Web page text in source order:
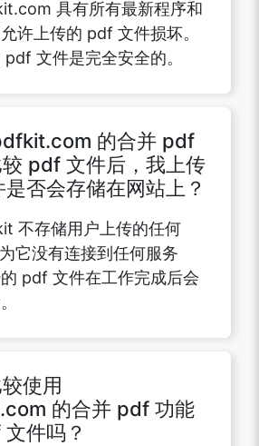
具有所有最新程序和
许上传的 pdf 文件损坏。
文件是完全安全的。
的合并 pdf
pdf 文件后，我上传
否会存储在网站上？
不存储用户上传的任何
它没有连接到任何服务
pdf 文件在工作完成后会
使用
的合并 pdf 功能
件吗？